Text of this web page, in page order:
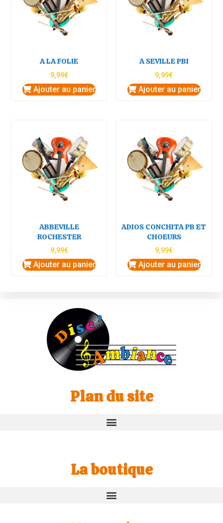
A LA FOLIE
9,99€
Ajouter au panier
A SEVILLE PBI
9,99€
Ajouter au panier
ABBEVILLE
ROCHESTER
9,99€
Ajouter au panier
ADIOS CONCHITA PB ET
CHOEURS
9,99€
Ajouter au panier
Plan du site
La boutique